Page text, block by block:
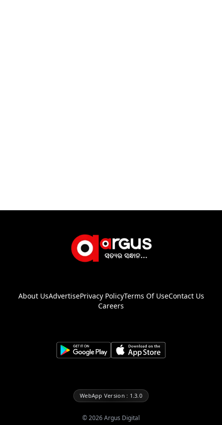
About UsAdvertisePrivacy PolicyTerms Of UseContact Us
Careers
WebApp Version : 1.3.0
©2026Argus Digital